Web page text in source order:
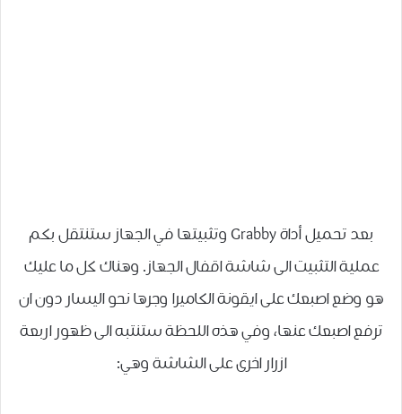
بعد تحميل أداة Grabby وتثبيتها في الجهاز ستنتقل بكم
عملية التثبيت الى شاشة اقفال الجهاز. وهناك كل ما عليك
هو وضع اصبعك على ايقونة الكاميرا وجرها نحو اليسار دون ان
ترفع اصبعك عنها، وفي هذه اللحظة ستنتبه الى ظهور اربعة
ازرار اخرى على الشاشة وهي: